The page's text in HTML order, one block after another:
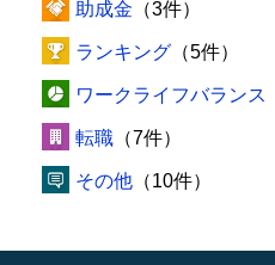
助成金 （3件）
ランキング （5件）
ワークライフバランス
転職 （7件）
その他 （10件）